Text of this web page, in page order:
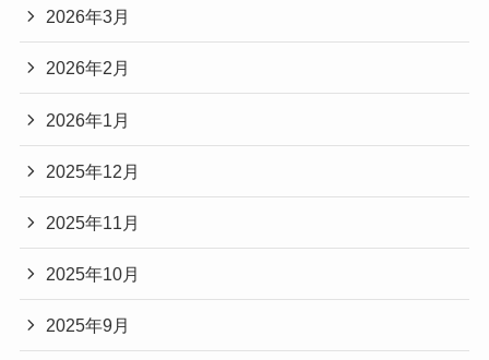
2026年3月
2026年2月
2026年1月
2025年12月
2025年11月
2025年10月
2025年9月